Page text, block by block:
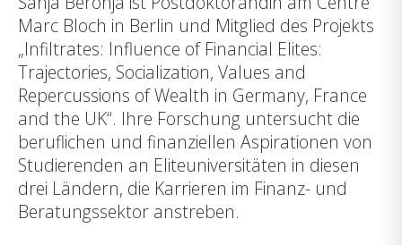
Marc Bloch in Berlin und Mitglied des Projekts
„Infiltrates: Influence of Financial Elites:
Trajectories, Socialization, Values and
Repercussions of Wealth in Germany, France
and the UK“. Ihre Forschung untersucht die
beruflichen und finanziellen Aspirationen von
Studierenden an Eliteuniversitäten in diesen
drei Ländern, die Karrieren im Finanz- und
Beratungssektor anstreben.